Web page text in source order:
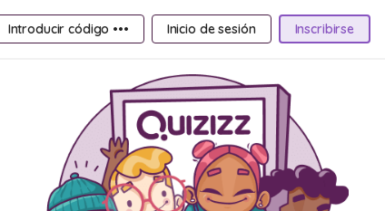
Introducir código ••• Inicio de sesión Inscribirse